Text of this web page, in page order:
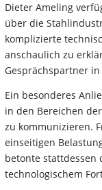
Dieter Ameling
über die
komplizierte
anschaulich zu
Gesprächspartner
Ein besonderes
in den Bereichen
zu kommunizieren.
einseitigen
betonte stattdessen
technologischem